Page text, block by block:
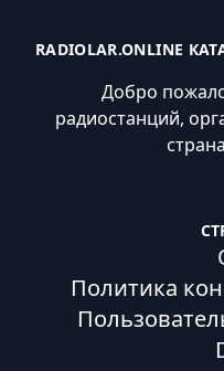
RADIOLAR.ONLINE
Добро
радиостанций,
Политика